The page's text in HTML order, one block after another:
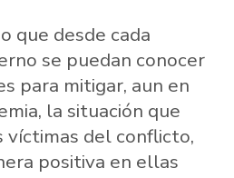
que desde cada
se puedan conocer
para mitigar, aun en
la situación que
víctimas del conflicto,
positiva en ellas